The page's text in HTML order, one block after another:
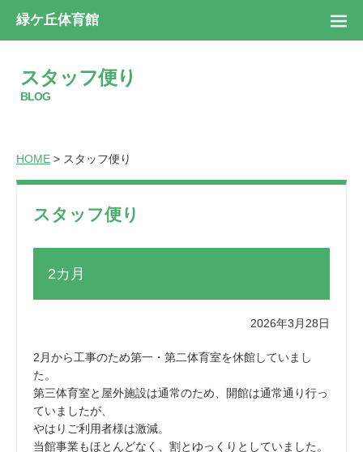
緑ケ丘体育館
スタッフ便り
BLOG
HOME > スタッフ便り
スタッフ便り
2カ月
2026年3月28日
2月から工事のため第一・第二体育室を休館していまし
た。
第三体育室と屋外施設は通常のため、開館は通常通り行っ
ていましたが、
やはりご利用者様は激減。
当館事業もほとんどなく、割とゆっくりとしていました。